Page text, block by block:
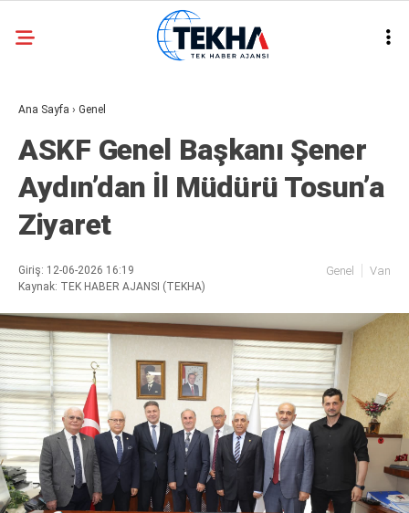
WhatsApp İhbar
Hattı
26.8
ASAYIŞ
GÜNDEM
GENEL
POLITIKA
SIYASET
DÜNYA
METEOROLOJI
SPOR
SERVISLER
Ana Sayfa › Genel
ASKF Genel Başkanı Şener
Aydın’dan İl Müdürü Tosun’a
Ziyaret
Giriş: 12-06-2026 16:19
Kaynak: TEK HABER AJANSI (TEKHA)
Genel Van